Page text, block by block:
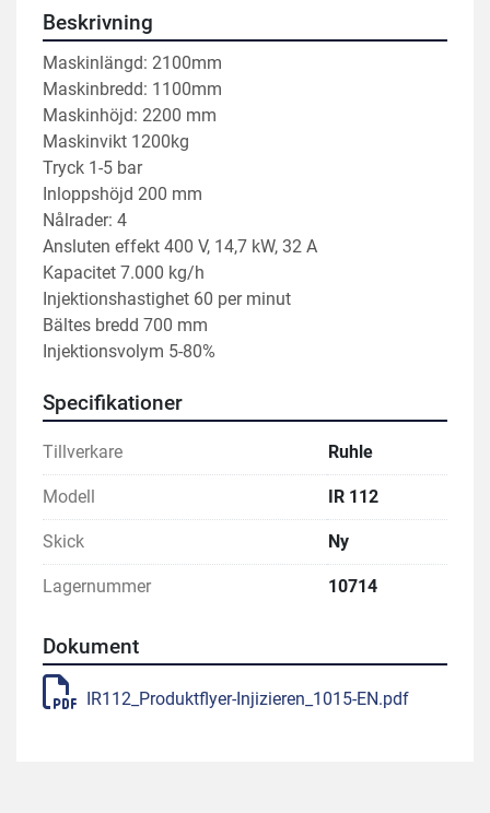
Beskrivning
Maskinlängd: 2100mm
Maskinbredd: 1100mm
Maskinhöjd: 2200 mm
Maskinvikt 1200kg
Tryck 1-5 bar
Inloppshöjd 200 mm
Nålrader: 4
Ansluten effekt 400 V, 14,7 kW, 32 A
Kapacitet 7.000 kg/h
Injektionshastighet 60 per minut
Bältes bredd 700 mm
Injektionsvolym 5-80%
Specifikationer
Tillverkare Ruhle
Modell IR 112
Skick Ny
Lagernummer 10714
Dokument
IR112_Produktflyer-Injizieren_1015-EN.pdf